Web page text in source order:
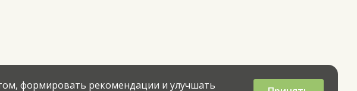
формировать рекомендации и улучшать